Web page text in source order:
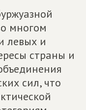
многом
левых и
страны и
сил, что